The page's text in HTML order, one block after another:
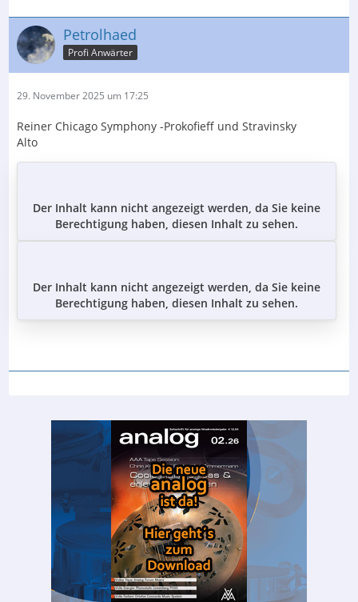
Petrolhaed
Profi Anwärter
29. November 2025 um 17:25
Reiner Chicago Symphony -Prokofieff und Stravinsky
Alto
Der Inhalt kann nicht angezeigt werden, da Sie keine
Berechtigung haben, diesen Inhalt zu sehen.
Der Inhalt kann nicht angezeigt werden, da Sie keine
Berechtigung haben, diesen Inhalt zu sehen.